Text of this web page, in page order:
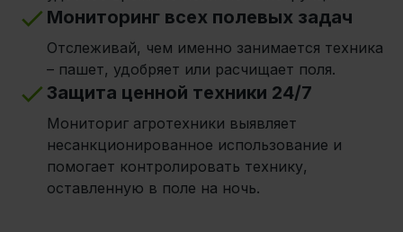
Мониторинг всех полевых задач
Отслеживай, чем именно занимается техника
– пашет, удобряет или расчищает поля.
Защита ценной техники 24/7
Мониториг агротехники выявляет
несанкционированное использование и
помогает контролировать технику,
оставленную в поле на ночь.